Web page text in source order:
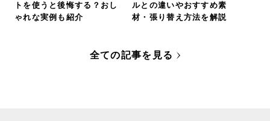
トを使うと後悔する？おし
ゃれな実例も紹介
ルとの違いやおすすめ素
材・張り替え方法を解説
全ての記事を見る